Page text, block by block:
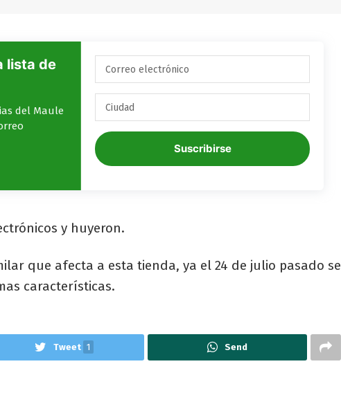
lista de
del Maule
Suscribirse
y huyeron.
que afecta a esta tienda, ya el 24 de julio pasado se
características.
Tweet 1 Send